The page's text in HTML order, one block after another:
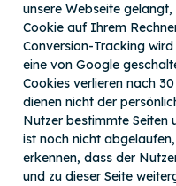
unsere Webseite
Cookie auf Ihrem
Conversion-Tracking
eine von Google
Cookies verlieren nach
dienen nicht der
Nutzer bestimmte Seiten
ist noch nicht
erkennen, dass der
und zu dieser Seite